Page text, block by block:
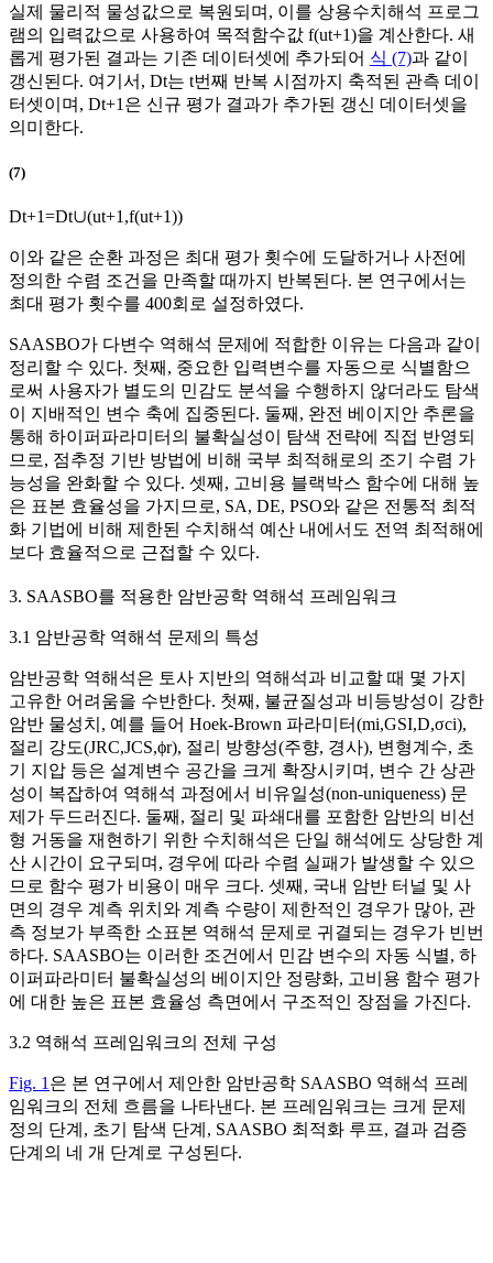
실제 물리적 물성값으로 복원되며, 이를 상용수치해석 프로그
램의 입력값으로 사용하여 목적함수값 f(ut+1)을 계산한다. 새
롭게 평가된 결과는 기존 데이터셋에 추가되어 식 (7)과 같이
갱신된다. 여기서, Dt는 t번째 반복 시점까지 축적된 관측 데이
터셋이며, Dt+1 은 신규 평가 결과가 추가된 갱신 데이터셋을
의미한다.
(7)
Dt+1=Dt∪(ut+1 ,f(ut+1))
이와 같은 순환 과정은 최대 평가 횟수에 도달하거나 사전에
정의한 수렴 조건을 만족할 때까지 반복된다. 본 연구에서는
최대 평가 횟수를 400회로 설정하였다.
SAASBO가 다변수 역해석 문제에 적합한 이유는 다음과 같이
정리할 수 있다. 첫째, 중요한 입력변수를 자동으로 식별함으
로써 사용자가 별도의 민감도 분석을 수행하지 않더라도 탐색
이 지배적인 변수 축에 집중된다. 둘째, 완전 베이지안 추론을
통해 하이퍼파라미터의 불확실성이 탐색 전략에 직접 반영되
므로, 점추정 기반 방법에 비해 국부 최적해로의 조기 수렴 가
능성을 완화할 수 있다. 셋째, 고비용 블랙박스 함수에 대해 높
은 표본 효율성을 가지므로, SA, DE, PSO와 같은 전통적 최적
화 기법에 비해 제한된 수치해석 예산 내에서도 전역 최적해에
보다 효율적으로 근접할 수 있다.
3. SAASBO를 적용한 암반공학 역해석 프레임워크
3.1 암반공학 역해석 문제의 특성
암반공학 역해석은 토사 지반의 역해석과 비교할 때 몇 가지
고유한 어려움을 수반한다. 첫째, 불균질성과 비등방성이 강한
암반 물성치, 예를 들어 Hoek-Brown 파라미터(mi,GSI,D,σci),
절리 강도(JRC,JCS,ϕr), 절리 방향성(주향, 경사), 변형계수, 초
기 지압 등은 설계변수 공간을 크게 확장시키며, 변수 간 상관
성이 복잡하여 역해석 과정에서 비유일성(non-uniqueness) 문
제가 두드러진다. 둘째, 절리 및 파쇄대를 포함한 암반의 비선
형 거동을 재현하기 위한 수치해석은 단일 해석에도 상당한 계
산 시간이 요구되며, 경우에 따라 수렴 실패가 발생할 수 있으
므로 함수 평가 비용이 매우 크다. 셋째, 국내 암반 터널 및 사
면의 경우 계측 위치와 계측 수량이 제한적인 경우가 많아, 관
측 정보가 부족한 소표본 역해석 문제로 귀결되는 경우가 빈번
하다. SAASBO는 이러한 조건에서 민감 변수의 자동 식별, 하
이퍼파라미터 불확실성의 베이지안 정량화, 고비용 함수 평가
에 대한 높은 표본 효율성 측면에서 구조적인 장점을 가진다.
3.2 역해석 프레임워크의 전체 구성
Fig. 1 은 본 연구에서 제안한 암반공학 SAASBO 역해석 프레
임워크의 전체 흐름을 나타낸다. 본 프레임워크는 크게 문제
정의 단계, 초기 탐색 단계, SAASBO 최적화 루프, 결과 검증
단계의 네 개 단계로 구성된다.